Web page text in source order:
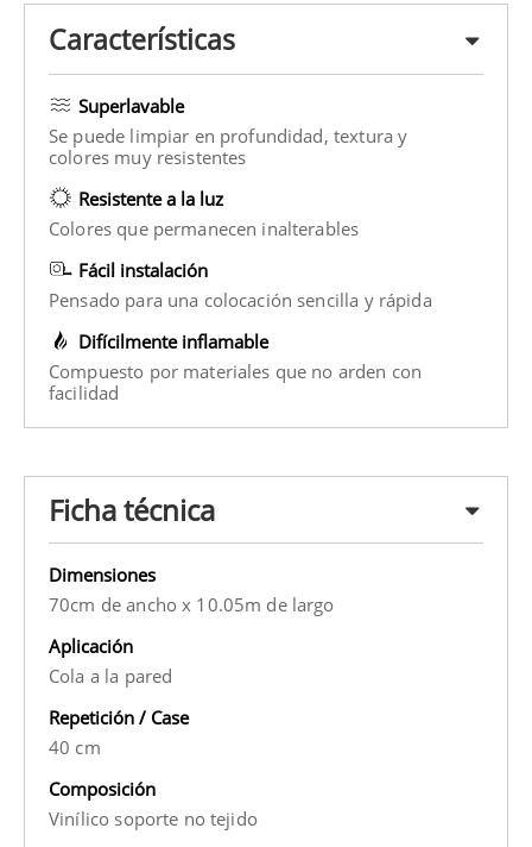
Características
Superlavable
Se puede limpiar en profundidad, textura y
colores muy resistentes
Resistente a la luz
Colores que permanecen inalterables
Fácil instalación
Pensado para una colocación sencilla y rápida
Difícilmente inflamable
Compuesto por materiales que no arden con
facilidad
Ficha técnica
Dimensiones
70cm de ancho x 10.05m de largo
Aplicación
Cola a la pared
Repetición / Case
40 cm
Composición
Vinílico soporte no tejido